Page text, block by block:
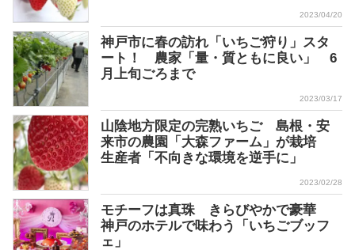
2023/04/20
神戸市に春の訪れ「いちご狩り」スタ
ート！ 農家「量・質ともに良い」 6
月上旬ごろまで
2023/03/17
山陰地方限定の完熟いちご 島根・安
来市の農園「大森ファーム」が栽培
生産者「不向きな環境を逆手に」
2023/02/28
モチーフは真珠 きらびやかで豪華
神戸のホテルで味わう「いちごブッフ
ェ」